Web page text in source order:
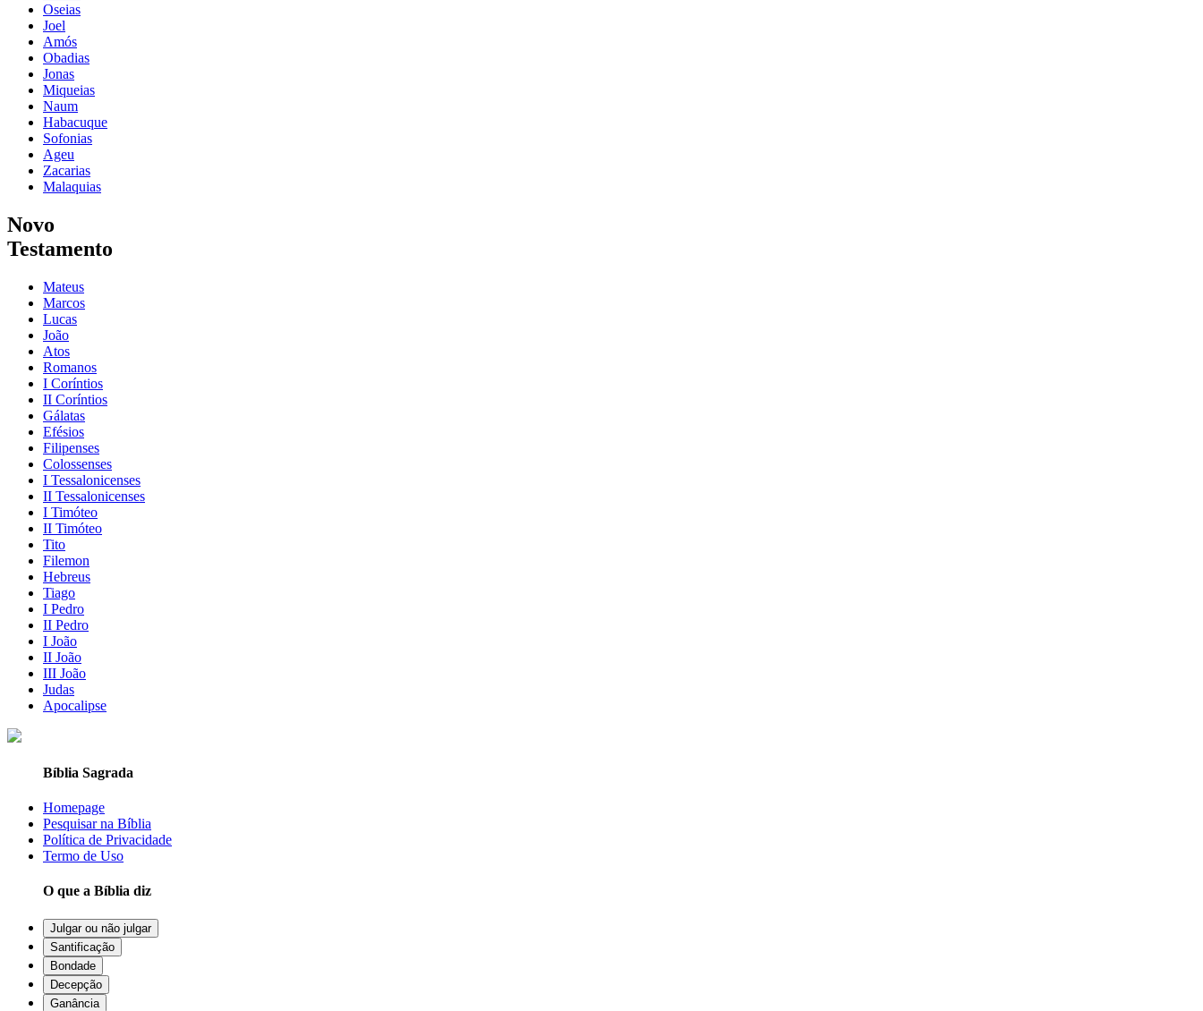
Oseias
Joel
Amós
Obadias
Jonas
Miqueias
Naum
Habacuque
Sofonias
Ageu
Zacarias
Malaquias
Novo
Testamento
Mateus
Marcos
Lucas
João
Atos
Romanos
I Coríntios
II Coríntios
Gálatas
Efésios
Filipenses
Colossenses
I Tessalonicenses
II Tessalonicenses
I Timóteo
II Timóteo
Tito
Filemon
Hebreus
Tiago
I Pedro
II Pedro
I João
II João
III João
Judas
Apocalipse
Bíblia Sagrada
Homepage
Pesquisar na Bíblia
Política de Privacidade
Termo de Uso
O que a Bíblia diz
Julgar ou não julgar
Santificação
Bondade
Decepção
Ganância